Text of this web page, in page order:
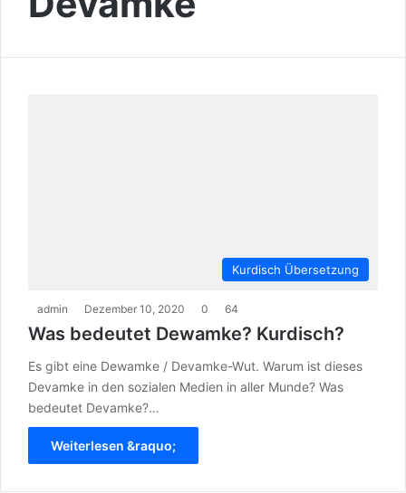
Kurdisch Übersetzung
admin Dezember 10, 2020 0 64
Was bedeutet Dewamke? Kurdisch?
Es gibt eine Dewamke / Devamke-Wut. Warum ist dieses
Devamke in den sozialen Medien in aller Munde? Was
bedeutet Devamke?…
Weiterlesen &raquo;